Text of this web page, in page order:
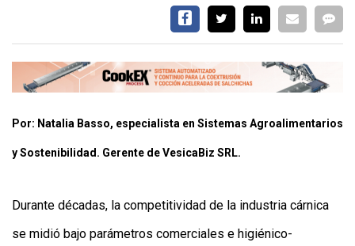
CONTÁCTENOS
CONDICIONES
POLÍTICAS
DE
Por: Natalia Basso, especialista en Sistemas Agroalimentarios
y Sostenibilidad. Gerente de VesicaBiz SRL.
Durante décadas, la competitividad de la industria cárnica
se midió bajo parámetros comerciales e higiénico-